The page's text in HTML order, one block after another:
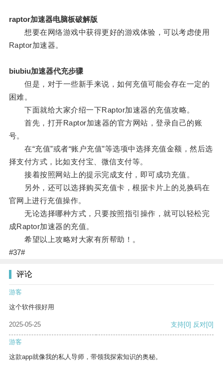
raptor加速器电脑板破解版
想要在网络游戏中获得更好的游戏体验，可以考虑使用
Raptor加速器。
biubiu加速器代充步骤
但是，对于一些新手来说，如何充值可能会存在一定的
困难。
下面就给大家介绍一下Raptor加速器的充值攻略。
首先，打开Raptor加速器的官方网站，登录自己的账
号。
在“充值”或者“账户充值”等选项中选择充值金额，然后选
择支付方式，比如支付宝、微信支付等。
接着按照网站上的提示完成支付，即可成功充值。
另外，还可以选择购买充值卡，根据卡片上的兑换码在
官网上进行充值操作。
无论选择哪种方式，只要按照指引操作，就可以轻松完
成Raptor加速器的充值。
希望以上攻略对大家有所帮助！。
#37#
评论
游客
这个软件很好用
2025-05-25 支持[0] 反对[0]
游客
这款app就像我的私人导师，带领我探索知识的奥秘。